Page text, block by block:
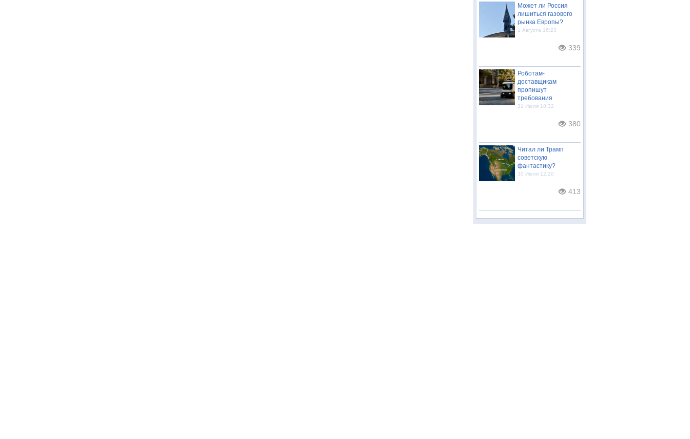
Может ли Россия
лишиться газового
рынка Европы?
1 Августа 16:23
339
Роботам-
доставщикам
пропишут
требования
31 Июля 18:32
380
Читал ли Трамп
советскую
фантастику?
30 Июля 12:20
413